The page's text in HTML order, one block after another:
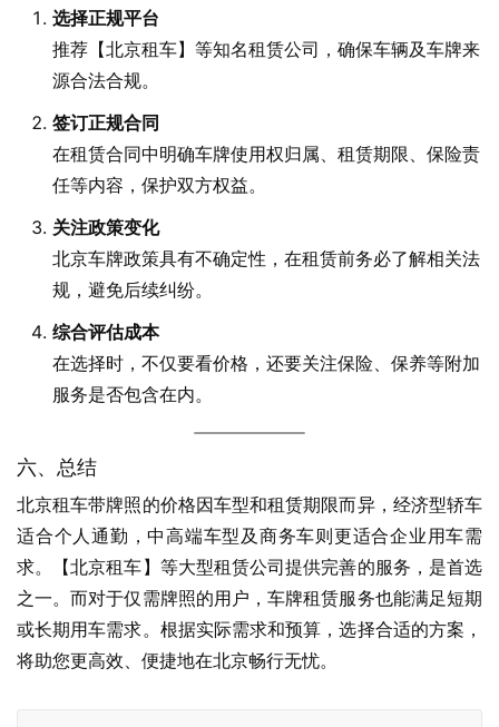
选择正规平台
推荐【北京租车】等知名租赁公司，确保车辆及车牌来
源合法合规。
签订正规合同
在租赁合同中明确车牌使用权归属、租赁期限、保险责
任等内容，保护双方权益。
关注政策变化
北京车牌政策具有不确定性，在租赁前务必了解相关法
规，避免后续纠纷。
综合评估成本
在选择时，不仅要看价格，还要关注保险、保养等附加
服务是否包含在内。
六、总结
北京租车带牌照的价格因车型和租赁期限而异，经济型轿车
适合个人通勤，中高端车型及商务车则更适合企业用车需
求。【北京租车】等大型租赁公司提供完善的服务，是首选
之一。而对于仅需牌照的用户，车牌租赁服务也能满足短期
或长期用车需求。根据实际需求和预算，选择合适的方案，
将助您更高效、便捷地在北京畅行无忧。